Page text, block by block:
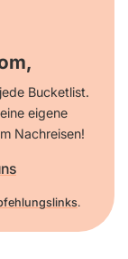
Bucketlist.
eigene
Nachreisen!
.